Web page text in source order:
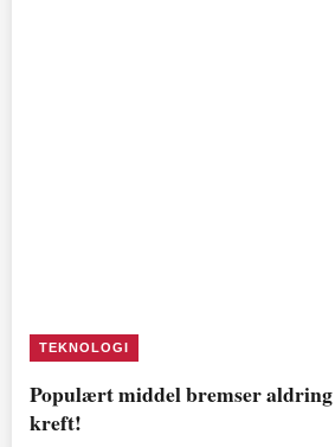
TEKNOLOGI
Populært middel bremser
kreft!